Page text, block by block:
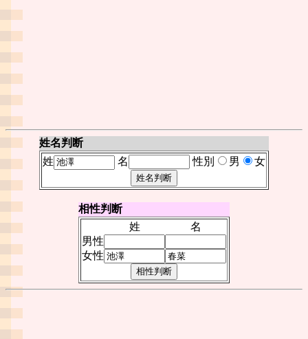
姓名判断
姓
名 性別 男 女
相性判断
姓
名
男性
女性